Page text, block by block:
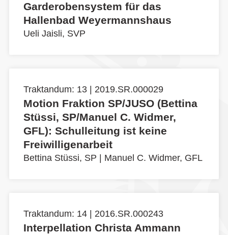
Garderobensystem für das
Hallenbad Weyermannshaus
Ueli Jaisli, SVP
Traktandum: 13 | 2019.SR.000029
Motion Fraktion SP/JUSO (Bettina
Stüssi, SP/Manuel C. Widmer,
GFL): Schulleitung ist keine
Freiwilligenarbeit
Bettina Stüssi, SP Manuel C. Widmer, GFL
Traktandum: 14 | 2016.SR.000243
Interpellation Christa Ammann